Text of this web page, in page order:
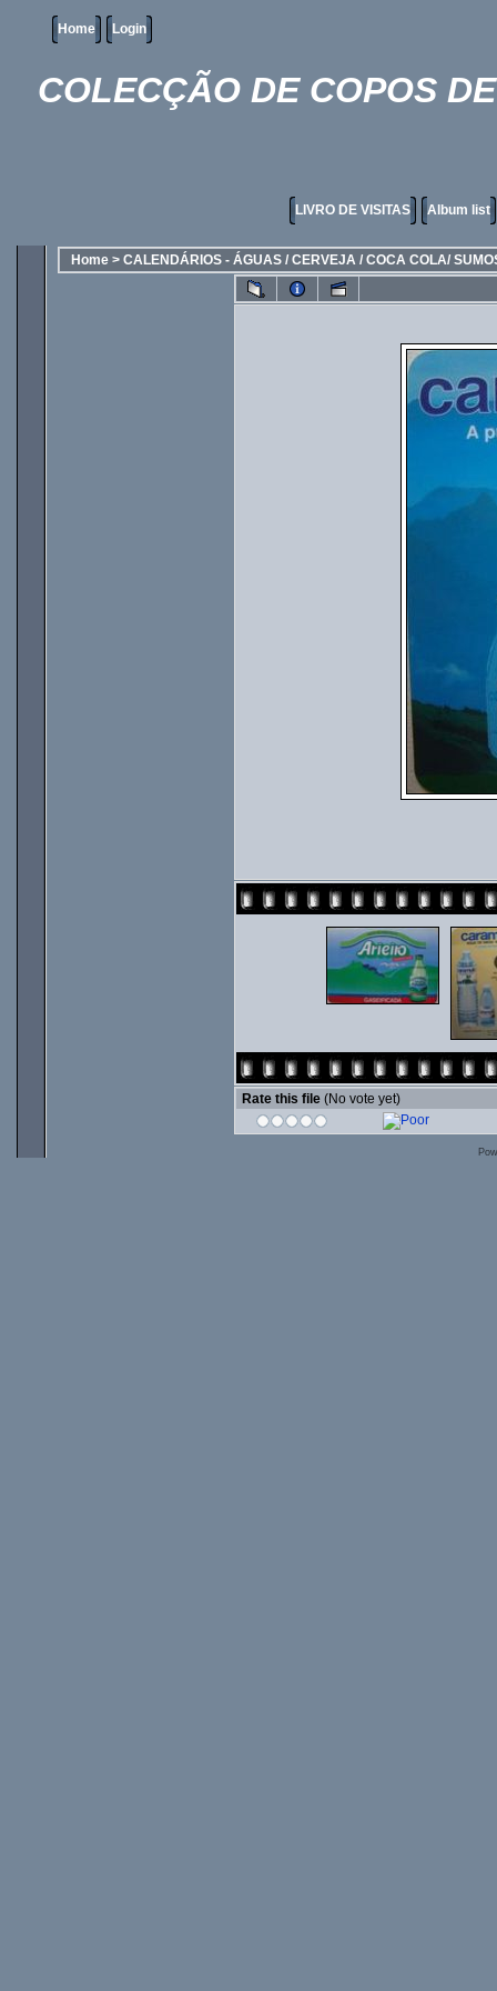
Home Login
COLECÇÃO DE COPOS
LIVRO DE VISITAS Album list
Home > CALENDÁRIOS - ÁGUAS / CERVEJA / COCA COLA/
Rate this file (No vote yet)